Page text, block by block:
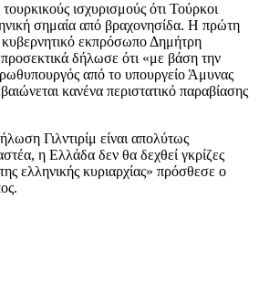
ισχυρισμούς ότι Τούρκοι
σημαία από βραχονησίδα. Η πρώτη
εκπρόσωπο Δημήτρη
δήλωσε ότι «με βάση την
από το υπουργείο Άμυνας
κανένα περιστατικό παραβίασης
Γιλντιρίμ είναι απολύτως
η Ελλάδα δεν θα δεχθεί γκρίζες
ελληνικής κυριαρχίας» πρόσθεσε ο